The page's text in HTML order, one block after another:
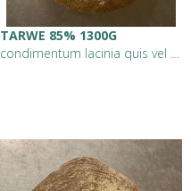
TARWE 85% 1300G
condimentum lacinia quis vel eros donec ac odio tempor orci dapibus ultrices in iaculis nu